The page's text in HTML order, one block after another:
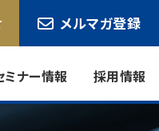
ミナー情報 採用情報
メルマガ登録